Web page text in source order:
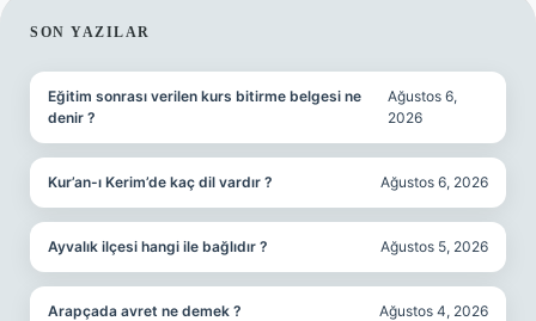
SIDEBAR
SON YAZILAR
Eğitim sonrası verilen kurs bitirme belgesi ne
denir ?
Ağustos 6,
2026
Kur’an-ı Kerim’de kaç dil vardır ? Ağustos 6, 2026
Ayvalık ilçesi hangi ile bağlıdır ? Ağustos 5, 2026
Arapçada avret ne demek ? Ağustos 4, 2026